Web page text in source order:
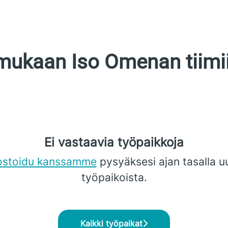
Iso Omenan
Ei vastaavia työpaikkoja
kanssammepysyäksesi ajan tasalla
työpaikoista.
Kaikki työpaikat